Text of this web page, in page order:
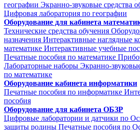
географии Экранно-звуковые средства
Цифровая лаборатория по географии
Оборудование для кабинета
Технические средства обучения
назначения Интерактивные наглядные
математике Интерактивные учебные
Печатные пособия по математике
Лабораторные наборы Экранно-
по математике
Оборудование кабинета информатики
Печатные пособия по информатике
пособия
Оборудование для кабинета ОБЗР
Цифровые лаборатории и датчики по
защиты родины Печатные пособия по